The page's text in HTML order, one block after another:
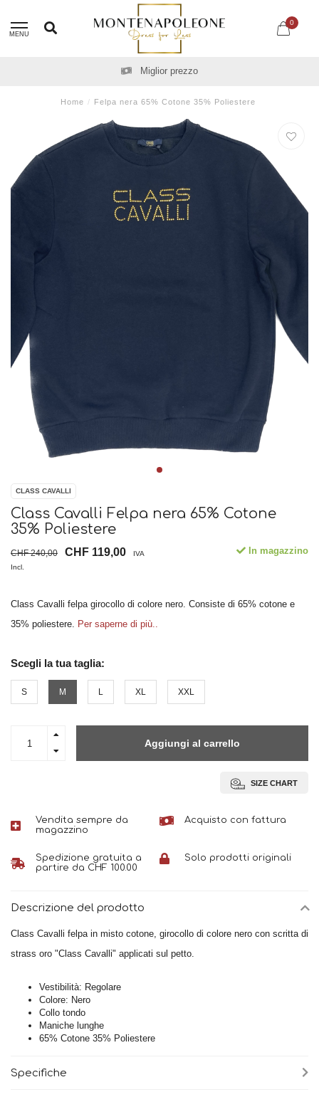
MENU
0
Miglior prezzo
Home / Felpa nera 65% Cotone 35% Poliestere
CLASS CAVALLI
Class Cavalli Felpa nera 65% Cotone
35% Poliestere
CHF 240,00 CHF 119,00
IVA
Incl.
In magazzino
Class Cavalli felpa girocollo di colore nero. Consiste di 65% cotone e
35% poliestere. Per saperne di più..
Scegli la tua taglia:
S M XL XXL
Aggiungi al carrello
SIZE CHART
Vendita sempre da
magazzino
Acquisto con fattura
Spedizione gratuita a
partire da CHF 100.00
Solo prodotti originali
Descrizione del prodotto
Class Cavalli felpa in misto cotone, girocollo di colore nero con scritta di
strass oro "Class Cavalli" applicati sul petto.
Vestibilità: Regolare
Colore: Nero
Collo tondo
Maniche lunghe
65% Cotone 35% Poliestere
Specifiche